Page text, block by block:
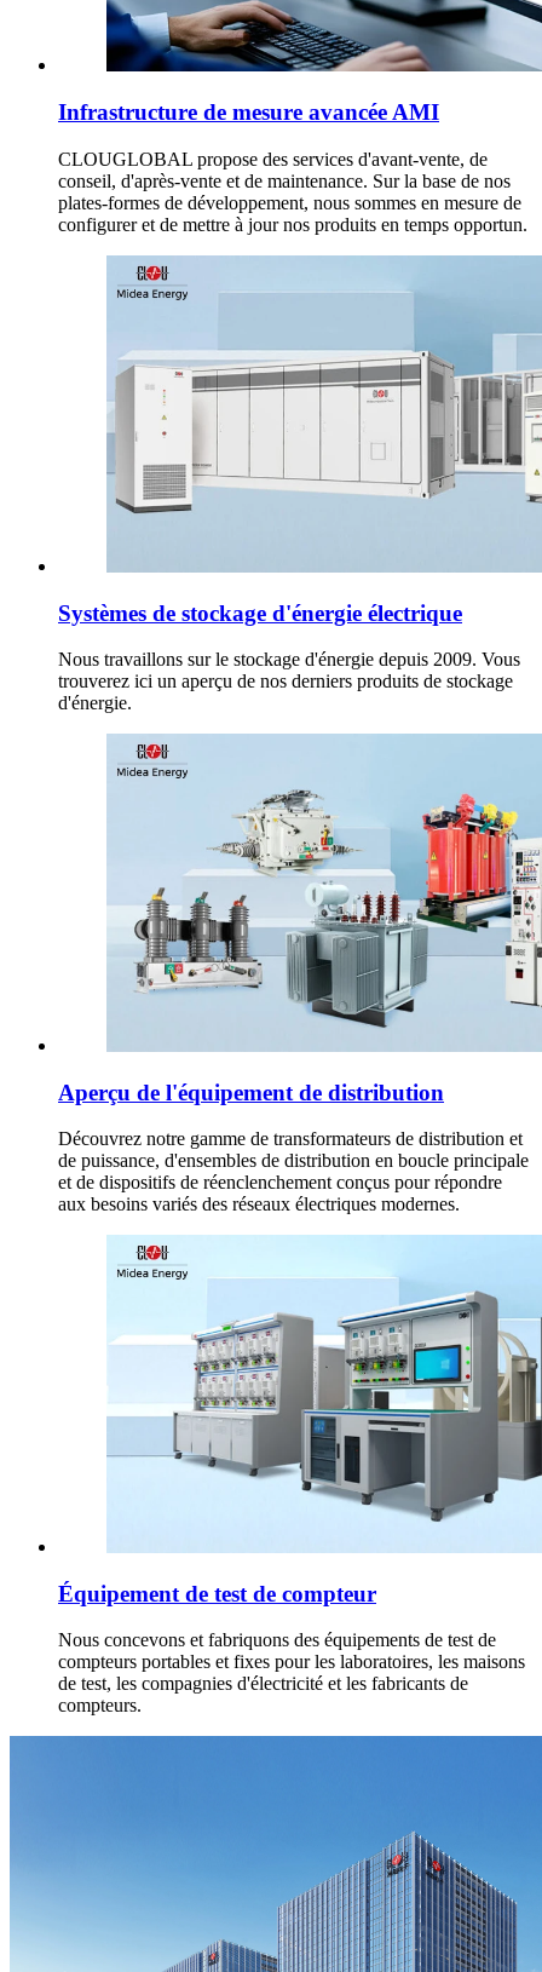
Infrastructure de mesure avancée AMI
CLOUGLOBAL propose des services d'avant-vente, de
conseil, d'après-vente et de maintenance. Sur la base de nos
plates-formes de développement, nous sommes en mesure de
configurer et de mettre à jour nos produits en temps opportun.
Systèmes de stockage d'énergie électrique
Nous travaillons sur le stockage d'énergie depuis 2009. Vous
trouverez ici un aperçu de nos derniers produits de stockage
d'énergie.
Aperçu de l'équipement de distribution
Découvrez notre gamme de transformateurs de distribution et
de puissance, d'ensembles de distribution en boucle principale
et de dispositifs de réenclenchement conçus pour répondre
aux besoins variés des réseaux électriques modernes.
Équipement de test de compteur
Nous concevons et fabriquons des équipements de test de
compteurs portables et fixes pour les laboratoires, les maisons
de test, les compagnies d'électricité et les fabricants de
compteurs.